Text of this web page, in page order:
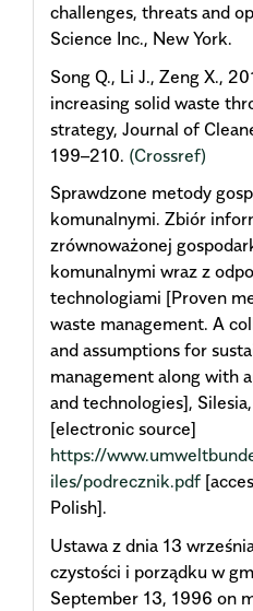
challenges, threats and
Science Inc., New York.
Song Q., Li J., Zeng X.,
increasing solid waste
strategy, Journal of
199–210. (Crossref)
Sprawdzone metody
komunalnymi. Zbiór
zrównoważonej
komunalnymi wraz z
technologiami [Proven
waste management. A
and assumptions for
management along with
and technologies],
[electronic source]
https://
iles/podrecznik.pdf
Polish].
Ustawa z dnia 13
czystości i porządku w
September 13, 1996 on